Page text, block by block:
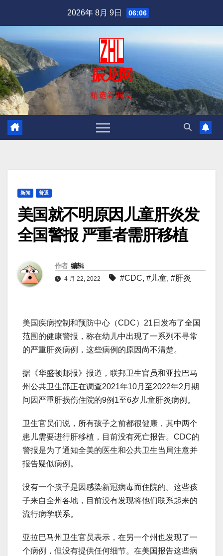
内
容
2026年 8月 9日 06:06
振龙网
精选新闻网
新闻 普通
美国就不明原因儿童肝炎发
全国警报 严重者需肝移植
作者 编辑
4 月 22, 2022 #CDC, #儿童, #肝炎
美国疾病控制和预防中心（CDC）21日发布了全国
范围的健康警报，称在幼儿中出现了一系列不寻常
的严重肝炎病例，这些病例的原因尚不清楚。
据《华盛顿邮报》报道，联邦卫生官员和亚拉巴马
州公共卫生部正在调查2021年10月至2022年2月期
间因严重肝损伤住院的9例1至6岁儿童肝炎病例。
卫生官员们说，所有孩子之前都很健康，其中两个
患儿需要进行肝移植，目前没有死亡报告。CDC的
警报是为了通知全美的医生和公共卫生当局注意并
报告疑似病例。
没有一个孩子是因感染新冠病毒而住院的。这些孩
子来自全州各地，目前没有发现将他们联系起来的
流行病学联系。
亚拉巴马州卫生官员表示，在另一个州也发现了一
个病例，但没有提供任何细节。在美国报告这些病